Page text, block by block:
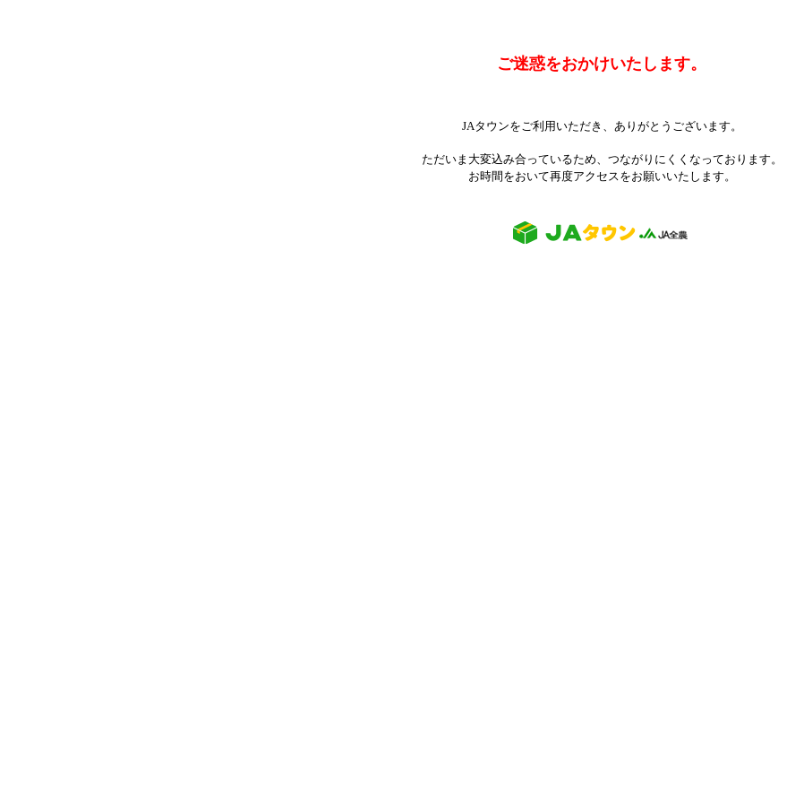
ご迷惑をおかけいたします。
JAタウンをご利用いただき、ありがとうございます。
ただいま大変込み合っているため、つながりにくくなっております。
お時間をおいて再度アクセスをお願いいたします。